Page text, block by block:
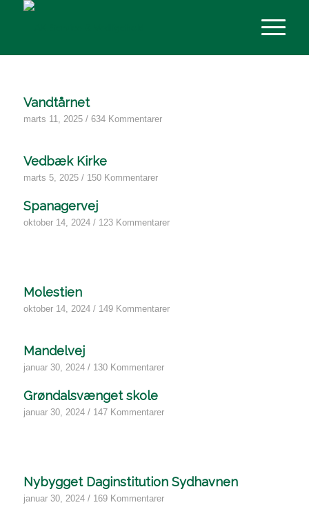
Vandtårnet
marts 11, 2025 / 634 Kommentarer
Vedbæk Kirke
marts 5, 2025 / 150 Kommentarer
Spanagervej
oktober 14, 2024 / 123 Kommentarer
Molestien
oktober 14, 2024 / 149 Kommentarer
Mandelvej
januar 30, 2024 / 130 Kommentarer
Grøndalsvænget skole
januar 30, 2024 / 147 Kommentarer
Nybygget Daginstitution Sydhavnen
januar 30, 2024 / 169 Kommentarer